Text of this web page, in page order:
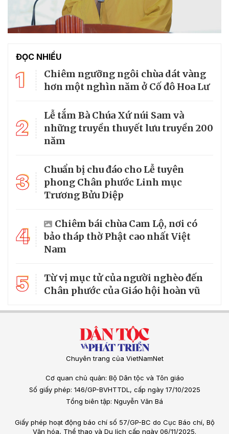
ĐỌC NHIỀU
1
Chiêm ngưỡng ngôi chùa dát vàng
hơn một nghìn năm ở Cố đô Hoa Lư
2
Lễ tắm Bà Chúa Xứ núi Sam và
những truyền thuyết lưu truyền 200
năm
3
Chuẩn bị chu đáo cho Lễ tuyên
phong Chân phước Linh mục
Trương Bửu Diệp
4
Chiêm bái chùa Cam Lộ, nơi có
bảo tháp thờ Phật cao nhất Việt
Nam
5
Từ vị mục tử của người nghèo đến
Chân phước của Giáo hội hoàn vũ
Chuyên trang của VietNamNet
Cơ quan chủ quản: Bộ Dân tộc và Tôn giáo
Số giấy phép: 146/GP-BVHTTDL, cấp ngày 17/10/2025
Tổng biên tập: Nguyễn Văn Bá
Giấy phép hoạt động báo chí số 57/GP-BC do Cục Báo chí, Bộ
Văn hóa, Thể thao và Du lịch cấp ngày 06/11/2025.